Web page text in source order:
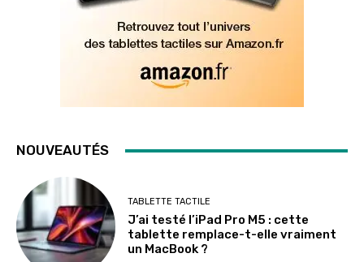
NOUVEAUTÉS
TABLETTE TACTILE
J’ai testé l’iPad Pro M5 : cette
tablette remplace-t-elle vraiment
un MacBook ?